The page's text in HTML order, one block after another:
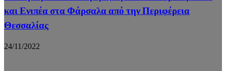
και Ενιπέα στα Φάρσαλα από την Περιφέρεια
Θεσσαλίας
24/11/2022